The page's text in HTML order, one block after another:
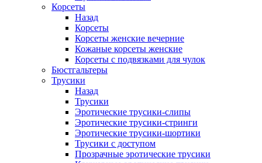
Корсеты
Назад
Корсеты
Корсеты женские вечерние
Кожаные корсеты женские
Корсеты с подвязками для чулок
Бюстгальтеры
Трусики
Назад
Трусики
Эротические трусики-слипы
Эротические трусики-стринги
Эротические трусики-шортики
Трусики с доступом
Прозрачные эротические трусики